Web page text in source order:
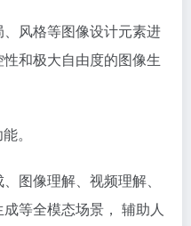
风格等图像设计元素进
和极大自由度的图像生
。
图像理解、视频理解、
等全模态场景， 辅助人